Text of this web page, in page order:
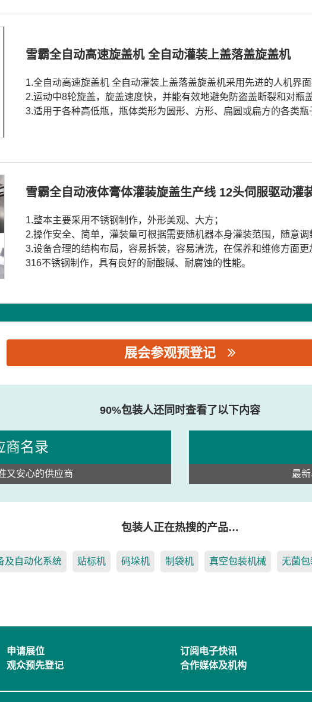
雪霸全自动高速旋盖机 全自动灌装上盖落盖旋盖机
1.全自动高速旋盖机 全自动灌装上盖落盖旋盖机采用先进的人机界
2.运动中8轮旋盖，旋盖速度快，并能有效地避免防盗盖断裂和对瓶
3.适用于各种高低瓶，瓶体类形为圆形、方形、扁圆或扁方的各类瓶
雪霸全自动液体膏体灌装旋盖生产线 12头伺服驱动灌
1.整本主要采用不锈钢制作，外形美观、大方；
2.操作安全、简单，灌装量可根据需要随机器本身灌装范围，随意调
3.设备合理的结构布局，容易拆装，容易清洗，在保养和维修方面
316不锈钢制作，具有良好的耐酸碱、耐腐蚀的性能。
展会参观预登记
90%包装人还同时查看了以下内容
商名录
又安心的供应商 最
包装人正在热搜的产品…
及自动化系统 贴标机 码垛机 制袋机 真空包装机械 无菌
申请展位
观众预先登记
订阅电子快讯
合作媒体及机构